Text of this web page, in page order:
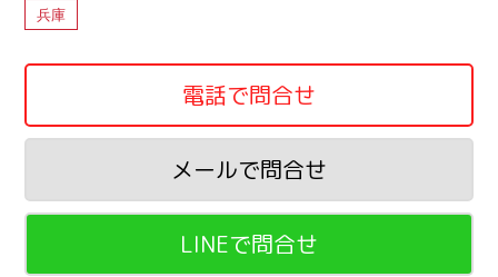
兵庫
電話で問合せ
メールで問合せ
LINEで問合せ